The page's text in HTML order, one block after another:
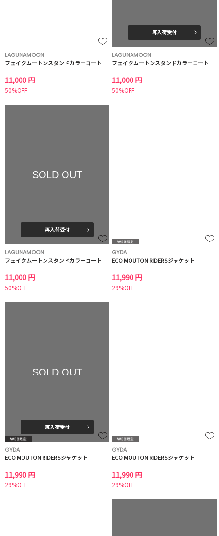
LAGUNAMOON
フェイクムートンスタンドカラーコート
11,000 円
50%OFF
再入荷受付
LAGUNAMOON
フェイクムートンスタンドカラーコート
11,000 円
50%OFF
SOLD OUT
再入荷受付
LAGUNAMOON
フェイクムートンスタンドカラーコート
11,000 円
50%OFF
GYDA
ECO MOUTON RIDERSジャケット
11,990 円
29%OFF
SOLD OUT
再入荷受付
GYDA
ECO MOUTON RIDERSジャケット
11,990 円
29%OFF
GYDA
ECO MOUTON RIDERSジャケット
11,990 円
29%OFF